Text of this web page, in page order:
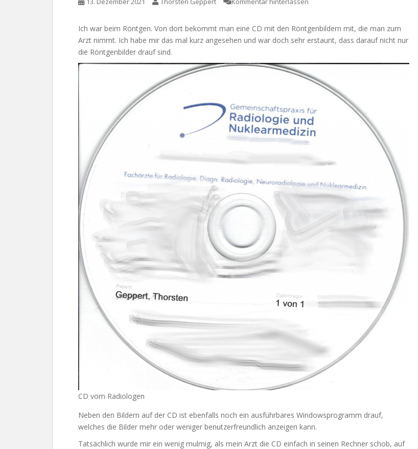
Ich war beim Röntgen. Von dort bekommt man eine CD mit den Röntgenbildern mit, die man zum
Arzt nimmt. Ich habe mir das mal kurz angesehen und war doch sehr erstaunt, dass darauf nicht nur
die Röntgenbilder drauf sind.
CD vom Radiologen
Neben den Bildern auf der CD ist ebenfalls noch ein ausführbares Windowsprogramm drauf,
welches die Bilder mehr oder weniger benutzerfreundlich anzeigen kann.
Tatsächlich wurde mir ein wenig mulmig, als mein Arzt die CD einfach in seinen Rechner schob, auf